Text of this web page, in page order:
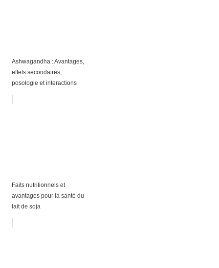
Ashwagandha : Avantages,
effets secondaires,
posologie et interactions
Faits nutritionnels et
avantages pour la santé du
lait de soja